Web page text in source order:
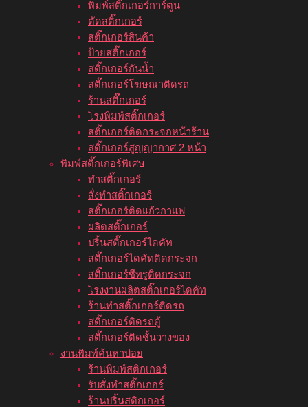
พิมพ์สติ๊กเกอร์การ์ตูน
ตัดสติ๊กเกอร์
สติ๊กเกอร์สินค้า
ป้ายสติ๊กเกอร์
สติ๊กเกอร์กันน้ำ
สติ๊กเกอร์โฆษณาติดรถ
ร้านสติ๊กเกอร์
โรงพิมพ์สติ๊กเกอร์
สติ๊กเกอร์ติดกระจกหน้าร้าน
สติ๊กเกอร์สูญญากาศ 2 หน้า
พิมพ์สติ๊กเกอร์พิเศษ
ทำสติ๊กเกอร์
สั่งทำสติ๊กเกอร์
สติ๊กเกอร์ติดแก้วกาแฟ
ผลิตสติ๊กเกอร์
ปริ้นสติ๊กเกอร์ไดคัท
สติ๊กเกอร์ไดคัทติดกระจก
สติ๊กเกอร์ซีทรูติดกระจก
โรงงานผลิตสติ๊กเกอร์ไดคัท
ร้านทำสติ๊กเกอร์ติดรถ
สติ๊กเกอร์ติดรถตู้
สติ๊กเกอร์ติดชั้นวางของ
งานพิมพ์ค้นหาบ่อย
ร้านพิมพ์สติกเกอร์
รับสั่งทำสติ๊กเกอร์
ร้านปริ้นสติกเกอร์